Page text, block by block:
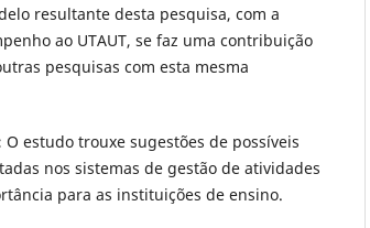
resultante desta pesquisa, com a
ao UTAUT, se faz uma contribuição
pesquisas com esta mesma
O estudo trouxe sugestões de possíveis
nos sistemas de gestão de atividades
para as instituições de ensino.